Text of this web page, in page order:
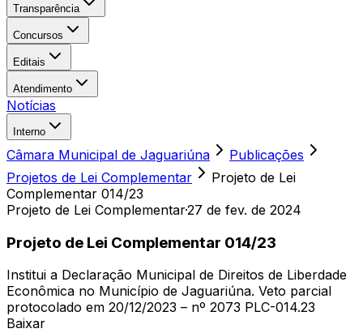
Transparência
Concursos
Editais
Atendimento
Notícias
Interno
Câmara Municipal de Jaguariúna
Publicações
Projetos de Lei Complementar
Projeto de Lei
Complementar 014/23
Projeto de Lei Complementar·27 de fev. de 2024
Projeto de Lei Complementar 014/23
Institui a Declaração Municipal de Direitos de Liberdade
Econômica no Município de Jaguariúna. Veto parcial
protocolado em 20/12/2023 – nº 2073 PLC-014.23
Baixar